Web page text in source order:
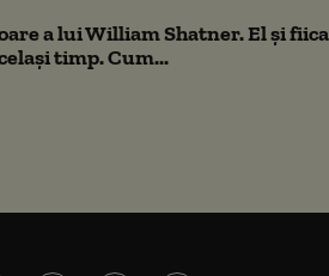
a lui William Shatner. El și
timp. Cum...